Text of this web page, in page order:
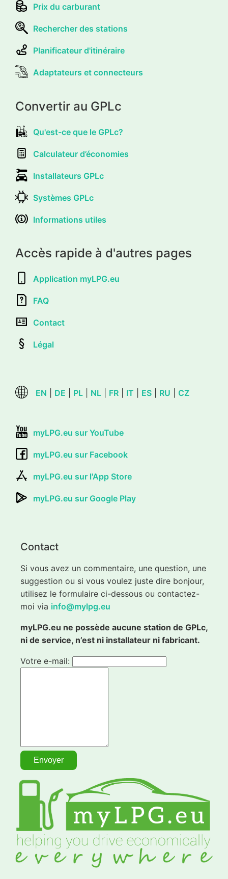
Prix du carburant
Rechercher des stations
Planificateur d'itinéraire
Adaptateurs et connecteurs
Convertir au GPLc
Qu'est-ce que le GPLc?
Calculateur d’économies
Installateurs GPLc
Systèmes GPLc
Informations utiles
Accès rapide à d'autres pages
Application myLPG.eu
FAQ
Contact
Légal
EN DE PL NL FR IT ES RU CZ
myLPG.eu sur YouTube
myLPG.eu sur Facebook
myLPG.eu sur l'App Store
myLPG.eu sur Google Play
Contact
Si vous avez un commentaire, une question, une
suggestion ou si vous voulez juste dire bonjour,
utilisez le formulaire ci-dessous ou contactez-
moi via info@mylpg.eu
myLPG.eu ne possède aucune station de GPLc,
ni de service, n’est ni installateur ni fabricant.
Votre e-mail: